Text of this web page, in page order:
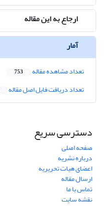
ارجاع به این مقاله
آمار
تعداد مشاهده مقاله 753
تعداد دریافت فایل اصل مقاله
دسترسی سریع
صفحه اصلی
درباره نشریه
اعضای هیات تحریریه
ارسال مقاله
تماس با ما
نقشه سایت